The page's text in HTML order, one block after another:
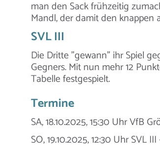
man den Sack frühzeitig
Mandl, der damit den knappen
SVL III
Die Dritte "gewann" ihr Spiel
Gegners. Mit nun mehr 12
Tabelle festgespielt.
Termine
SA, 18.10.2025, 15:30 Uhr VfB
SO, 19.10.2025, 12:30 Uhr SVL